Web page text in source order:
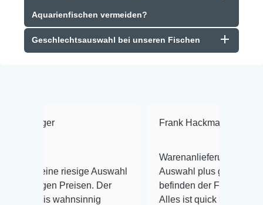
Aquarienfischen vermeiden?
Geschlechtsauswahl bei unseren Fischen
Auswahl
Der
Frank Hackmayer ★★★★
Warenanlieferung Top und die
Auswahl plus gesundheitliches
befinden der Fische einwandfrei.
Alles ist quick lebendig und im